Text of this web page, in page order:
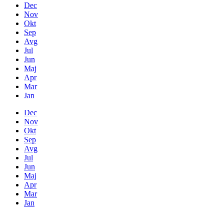
Dec
Nov
Okt
Sep
Avg
Jul
Jun
Maj
Apr
Mar
Jan
Dec
Nov
Okt
Sep
Avg
Jul
Jun
Maj
Apr
Mar
Jan